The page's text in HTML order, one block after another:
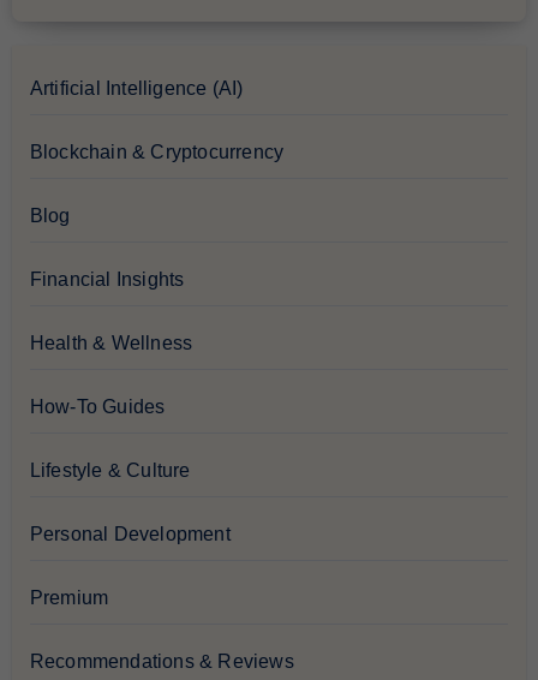
Artificial Intelligence (AI)
Blockchain & Cryptocurrency
Blog
Financial Insights
Health & Wellness
How-To Guides
Lifestyle & Culture
Personal Development
Premium
Recommendations & Reviews